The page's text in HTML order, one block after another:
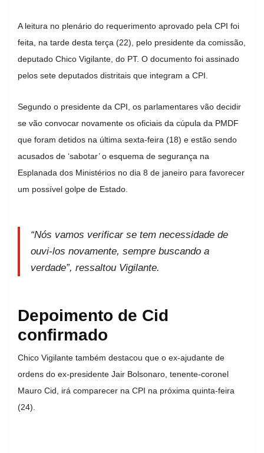
A leitura no plenário do requerimento aprovado pela CPI foi
feita, na tarde desta terça (22), pelo presidente da comissão,
deputado Chico Vigilante, do PT. O documento foi assinado
pelos sete deputados distritais que integram a CPI.
Segundo o presidente da CPI, os parlamentares vão decidir
se vão convocar novamente os oficiais da cúpula da PMDF
que foram detidos na última sexta-feira (18) e estão sendo
acusados de ‘sabotar’ o esquema de segurança na
Esplanada dos Ministérios no dia 8 de janeiro para favorecer
um possível golpe de Estado.
“Nós vamos verificar se tem necessidade de
ouvi-los novamente, sempre buscando a
verdade”, ressaltou Vigilante.
Depoimento de Cid
confirmado
Chico Vigilante também destacou que o ex-ajudante de
ordens do ex-presidente Jair Bolsonaro, tenente-coronel
Mauro Cid, irá comparecer na CPI na próxima quinta-feira
(24).